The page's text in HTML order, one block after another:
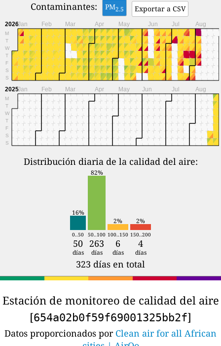
Contaminantes:
PM2.5 Exportar a CSV
2026
M
T
W
T
F
S
S
Jan Feb Mar Apr May Jun Jul Aug
2025
M
T
W
T
F
S
S
Jan Feb Mar Apr May Jun Jul Aug
Distribución diaria de la calidad del aire:
16%
82%
2% 2%
0..50 50..100 100..150 150..200
50 263 6 4
días días días días
323 días en total
Estación de monitoreo de calidad del aire
[654a02b0f59f69001325bb2f]
Datos proporcionados por Clean air for all African